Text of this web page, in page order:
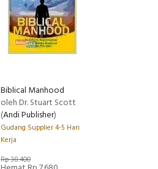
Biblical Manhood
oleh Dr. Stuart Scott
(Andi Publisher)
Gudang Supplier 4-5 Hari
Kerja
Rp 38.400